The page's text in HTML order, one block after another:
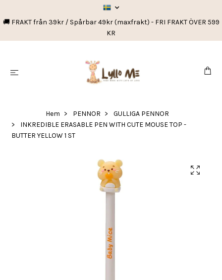
🚚 FRAKT från 39kr / Spårbar 49kr (maxfrakt) - FRI FRAKT ÖVER 599
KR
Hem PENNOR
GULLIGA PENNOR
INKREDIBLE ERASABLE PEN WITH CUTE MOUSE TOP -
BUTTER YELLOW 1 ST